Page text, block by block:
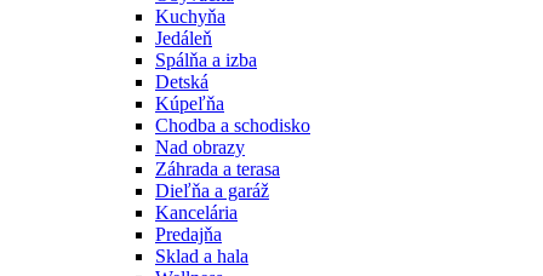
Kuchyňa
Jedáleň
Spálňa a izba
Detská
Kúpeľňa
Chodba a schodisko
Nad obrazy
Záhrada a terasa
Dieľňa a garáž
Kancelária
Predajňa
Sklad a hala